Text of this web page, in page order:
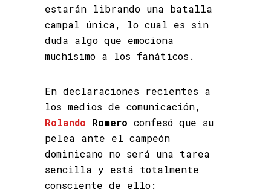
estarán librando una batalla
campal única, lo cual es sin
duda algo que emociona
muchísimo a los fanáticos.
En declaraciones recientes a
los medios de comunicación,
Rolando Romero confesó que su
pelea ante el campeón
dominicano no será una tarea
sencilla y está totalmente
consciente de ello: